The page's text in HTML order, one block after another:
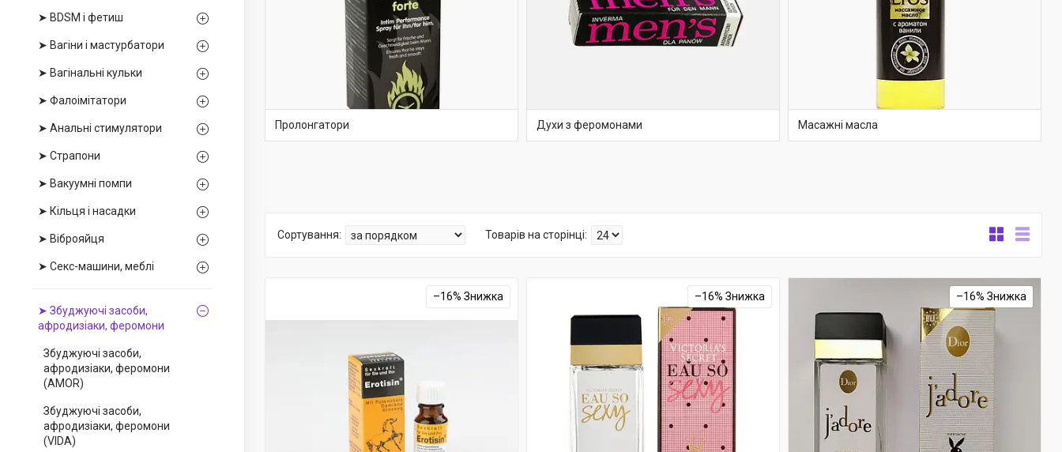
➤ BDSM і фетиш
➤ Вагіни і мастурбатори
➤ Вагінальні кульки
➤ Фалоімітатори
➤ Анальні стимулятори
➤ Страпони
➤ Вакуумні помпи
➤ Кільця і насадки
➤ Віброяйця
➤ Секс-машини, меблі
➤ Збуджуючі засоби,
афродизіаки, феромони
Збуджуючі засоби,
афродизіаки, феромони
(AMOR)
Збуджуючі засоби,
афродизіаки, феромони
(VIDA)
Пролонгатори Духи з феромонами Масажні масла
–16% –16% –16%